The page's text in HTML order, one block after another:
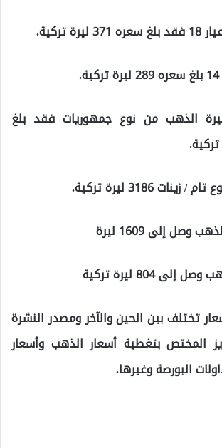
تركية.
الذهب من نوع جمهوريات فقد بلغ
3186 ليرة تركية.
إلى 1609 ليرة
804 ليرة تركية
تختلف بين الحين والآخر ومصدر النشرة
المختص بتغطية أسعار الذهب وأسعار
البورصة وغيرها.